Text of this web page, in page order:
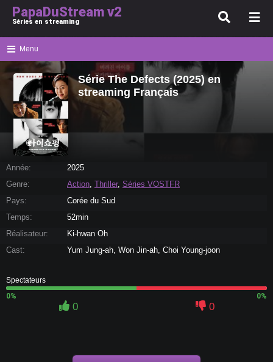
PapaDuStream v2
Séries en streaming
Menu
Série The Defects (2025) en
streaming Français
Année:
2025
Genre:
Action, Thriller, Séries VOSTFR
Pays:
Corée du Sud
Temps:
52min
Réalisateur:
Ki-hwan Oh
Cast:
Yum Jung-ah, Won Jin-ah, Choi Young-joon
Spectateurs
0%
0%
0 0